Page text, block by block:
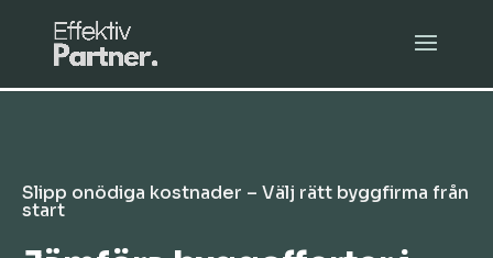
Slipp onödiga kostnader – Välj rätt byggfirma från
start